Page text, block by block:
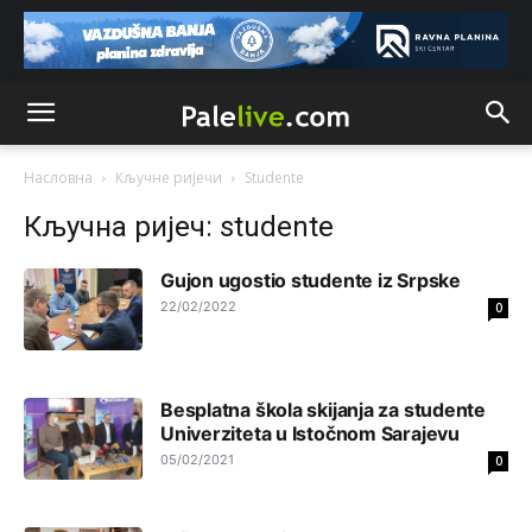
Насловна Кључне ријечи Studente
Кључна ријеч: studente
Gujon ugostio studente iz Srpske
22/02/2022 0
Besplatna škola skijanja za studente
Univerziteta u Istočnom Sarajevu
05/02/2021 0
Uvijek se mora na prvo mjesto staviti svoj građanin i
svoj grad
isporuka vode za Sarajevo je smanjena zbog kvara na
Šarović i dodik upotri***še svoje đžokere za izazivanje
predizbornog
označena kao rak rana RS.
Анонимно2022778
Sipu Mup SAJ da ih istresu iz gaća poslije ***stava u
sred grada!!!!!
Анонимно2801129 јуче 8:50
koje dobije iz Kantona